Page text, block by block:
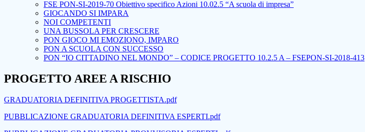
FSE PON-SI-2019-70 Obiettivo specifico Azioni 10.02.5 “A scuola di impresa”
GIOCANDO SI IMPARA
NOI COMPETENTI
UNA BUSSOLA PER CRESCERE
PON GIOCO MI EMOZIONO, IMPARO
PON A SCUOLA CON SUCCESSO
PON “IO CITTADINO NEL MONDO” – CODICE PROGETTO 10.2.5 A – FSEPON-SI-2018-413
PROGETTO AREE A RISCHIO
GRADUATORIA DEFINITIVA PROGETTISTA.pdf
PUBBLICAZIONE GRADUATORIA DEFINITIVA ESPERTI.pdf